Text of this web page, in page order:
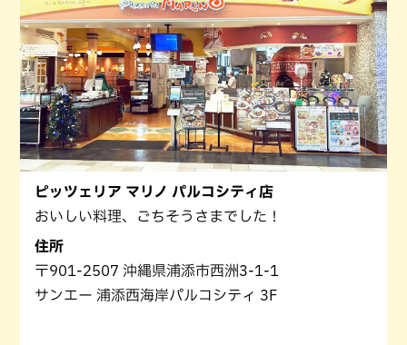
ピッツェリア マリノ パルコシティ店
おいしい料理、ごちそうさまでした！
住所
〒901-2507 沖縄県浦添市西洲3-1-1
サンエー 浦添西海岸パルコシティ 3F